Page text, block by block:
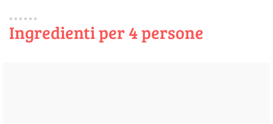
Ingredienti per 4 persone